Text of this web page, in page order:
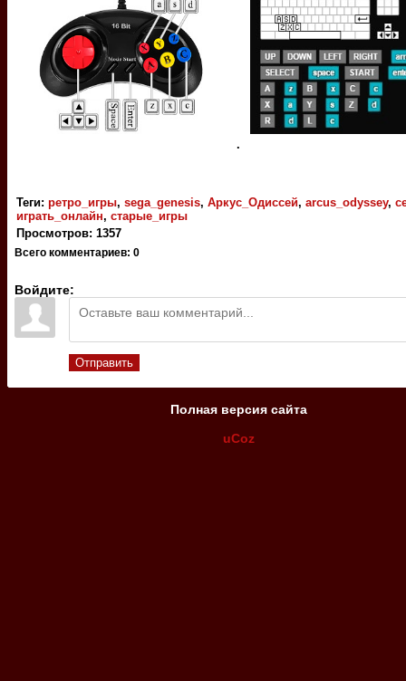
.
Теги: ретро_игры, sega_genesis, Аркус_Одиссей, arcus_odyssey,
играть_онлайн, старые_игры
Просмотров: 1357
Всего комментариев: 0
Войдите:
Отправить
Полная версия сайта
uCoz